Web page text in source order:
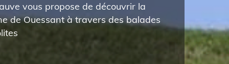
vous propose de découvrir la
de Ouessant à travers des balades